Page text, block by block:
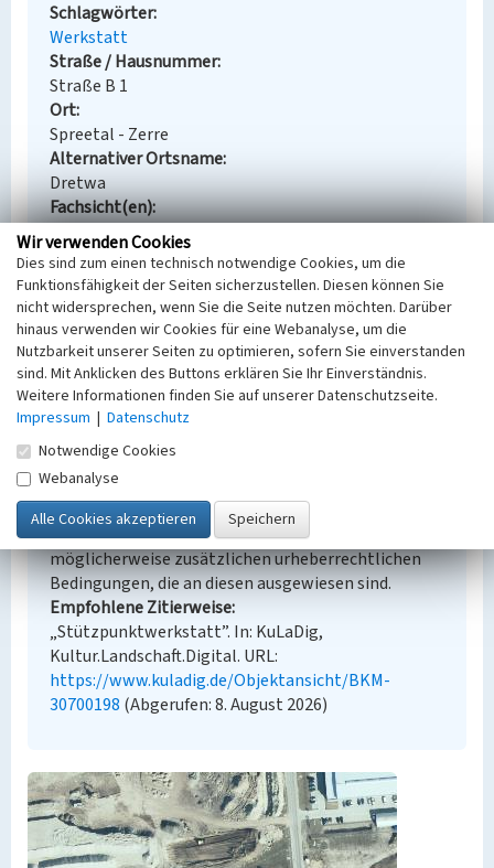
Schlagwörter
Werkstatt
Straße / Hausnummer
Straße B 1
Ort
Spreetal - Zerre
Alternativer Ortsname
Dretwa
Fachsicht(en)
Denkmalpflege
Erfassungsmaßstab
Keine Angabe
Erfassungsmethode
Übernahme aus externer Fachdatenbank
Empfohlene Zitierweise
Urheberrechtlicher Hinweis
Der hier präsentierte Inhalt steht unter der freien
Lizenz CC BY-NC 4.0 (Namensnennung, nicht
kommerziell). Die angezeigten Medien unterliegen
möglicherweise zusätzlichen urheberrechtlichen
Bedingungen, die an diesen ausgewiesen sind.
Empfohlene Zitierweise
„Stützpunktwerkstatt”. In: KuLaDig,
Kultur.Landschaft.Digital. URL:
https://www.kuladig.de/Objektansicht/BKM-
30700198 (Abgerufen: 8. August 2026)
Wir verwenden Cookies
Dies sind zum einen technisch notwendige Cookies, um die
Funktionsfähigkeit der Seiten sicherzustellen. Diesen können Sie
nicht widersprechen, wenn Sie die Seite nutzen möchten. Darüber
hinaus verwenden wir Cookies für eine Webanalyse, um die
Nutzbarkeit unserer Seiten zu optimieren, sofern Sie einverstanden
sind. Mit Anklicken des Buttons erklären Sie Ihr Einverständnis.
Weitere Informationen finden Sie auf unserer Datenschutzseite.
Impressum | Datenschutz
Notwendige Cookies
Webanalyse